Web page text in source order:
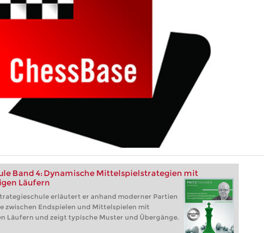
Band 4: Dynamische Mittelspielstrategien mit
Läufern
erläutert er anhand moderner Partien
zwischen Endspielen und Mittelspielen mit
Läufern und zeigt typische Muster und Übergänge.